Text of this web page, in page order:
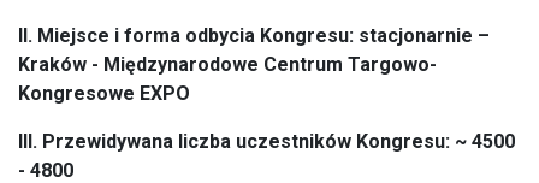
II. Miejsce i forma odbycia Kongresu: stacjonarnie –
Kraków - Międzynarodowe Centrum Targowo-
Kongresowe EXPO
III. Przewidywana liczba uczestników Kongresu: ~ 4500
- 4800